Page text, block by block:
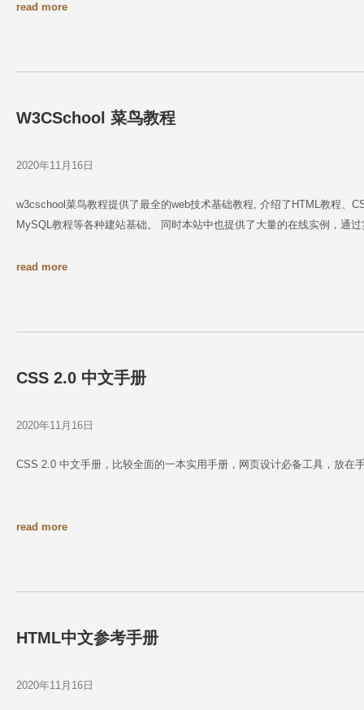
read more
W3CSchool 菜鸟教程
2020年11月16日
w3cschool菜鸟教程提供了最全的web技术基础教程, 介绍了HTML教程、
MySQL教程等各种建站基础。 同时本站中也提供了大量的在线实例，通
read more
CSS 2.0 中文手册
2020年11月16日
CSS 2.0 中文手册，比较全面的一本实用手册，网页设计必备工具，放在
read more
HTML中文参考手册
2020年11月16日